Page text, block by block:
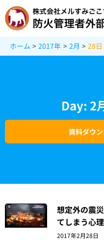
容
を
ホーム 2017年 2月 28日
Day: 2
資料ダウ
想定外の震
てしまう心理
2017年2月28日